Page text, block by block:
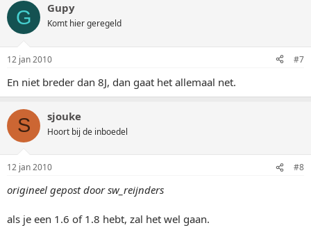
G Gupy
Komt hier geregeld
12 jan 2010 #7
En niet breder dan 8J, dan gaat het allemaal net.
S sjouke
Hoort bij de inboedel
12 jan 2010 #8
origineel gepost door sw_reijnders
als je een 1.6 of 1.8 hebt, zal het wel gaan.